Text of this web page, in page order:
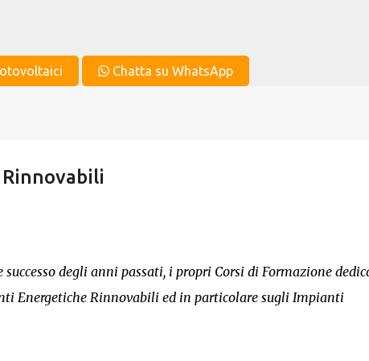
Chatta su WhatsApp
degli anni passati, i propri Corsi di Formazione
Energetiche Rinnovabili ed in particolare sugli Impianti